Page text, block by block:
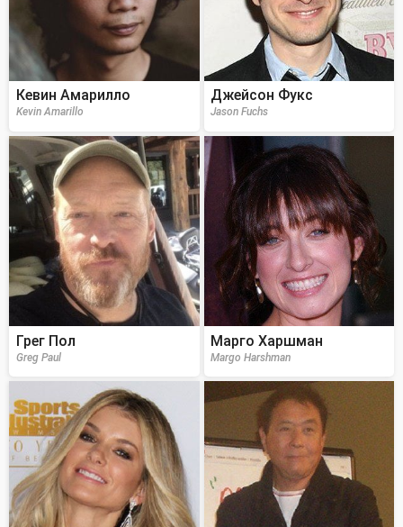
Кевин Амарилло
Kevin Amarillo
Джейсон Фукс
Jason Fuchs
Грег Пол
Greg Paul
Марго Харшман
Margo Harshman